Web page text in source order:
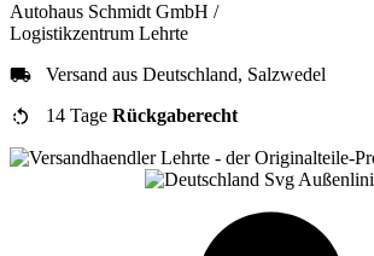
Autohaus Schmidt GmbH /
Logistikzentrum Lehrte
Versand aus Deutschland, Salzwedel
14 Tage Rückgaberecht